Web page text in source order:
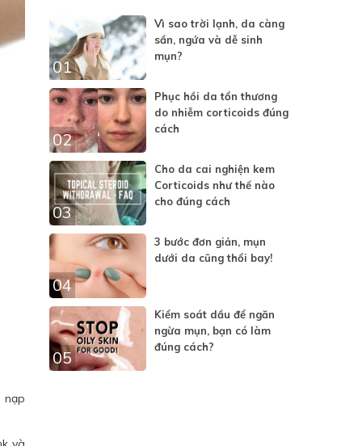
nạp
01
Vì sao trời lạnh, da càng
sần, ngứa và dễ sinh
mụn?
02
Phục hồi da tổn thương
do nhiễm corticoids đúng
cách
03
Cho da cai nghiện kem
Corticoids như thế nào
cho đúng cách
04
3 bước đơn giản, mụn
dưới da cũng thổi bay!
05
Kiểm soát dầu để ngăn
ngừa mụn, bạn có làm
đúng cách?